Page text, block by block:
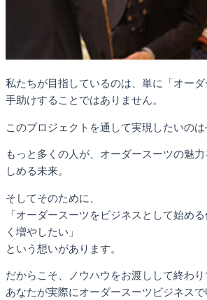
私たちが目指しているのは、単に「オー
手助けすることではありません。
このプロジェクトを通して実現したいの
もっと多くの人が、オーダースーツの魅
しめる未来。
そしてそのために、
「オーダースーツをビジネスとして始め
く増やしたい」
という想いがあります。
だからこそ、ノウハウをお渡しして終わり
あなたが実際にオーダースーツビジネスで